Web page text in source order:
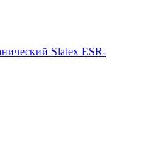
Slalex ESR-